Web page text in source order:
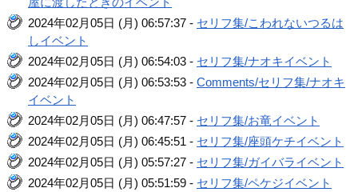
2024年02月05日 (月) 06:57:37 - セリフ集/こわれないつるは
しイベント
2024年02月05日 (月) 06:54:03 - セリフ集/ナオキイベント
2024年02月05日 (月) 06:53:53 -Comments/セリフ集/ナオキ
イベント
2024年02月05日 (月) 06:47:57 - セリフ集/お竜イベント
2024年02月05日 (月) 06:45:51 - セリフ集/座頭ケチイベント
2024年02月05日 (月) 05:57:27 - セリフ集/ガイバライベント
2024年02月05日 (月) 05:51:59 - セリフ集/ペケジイベント